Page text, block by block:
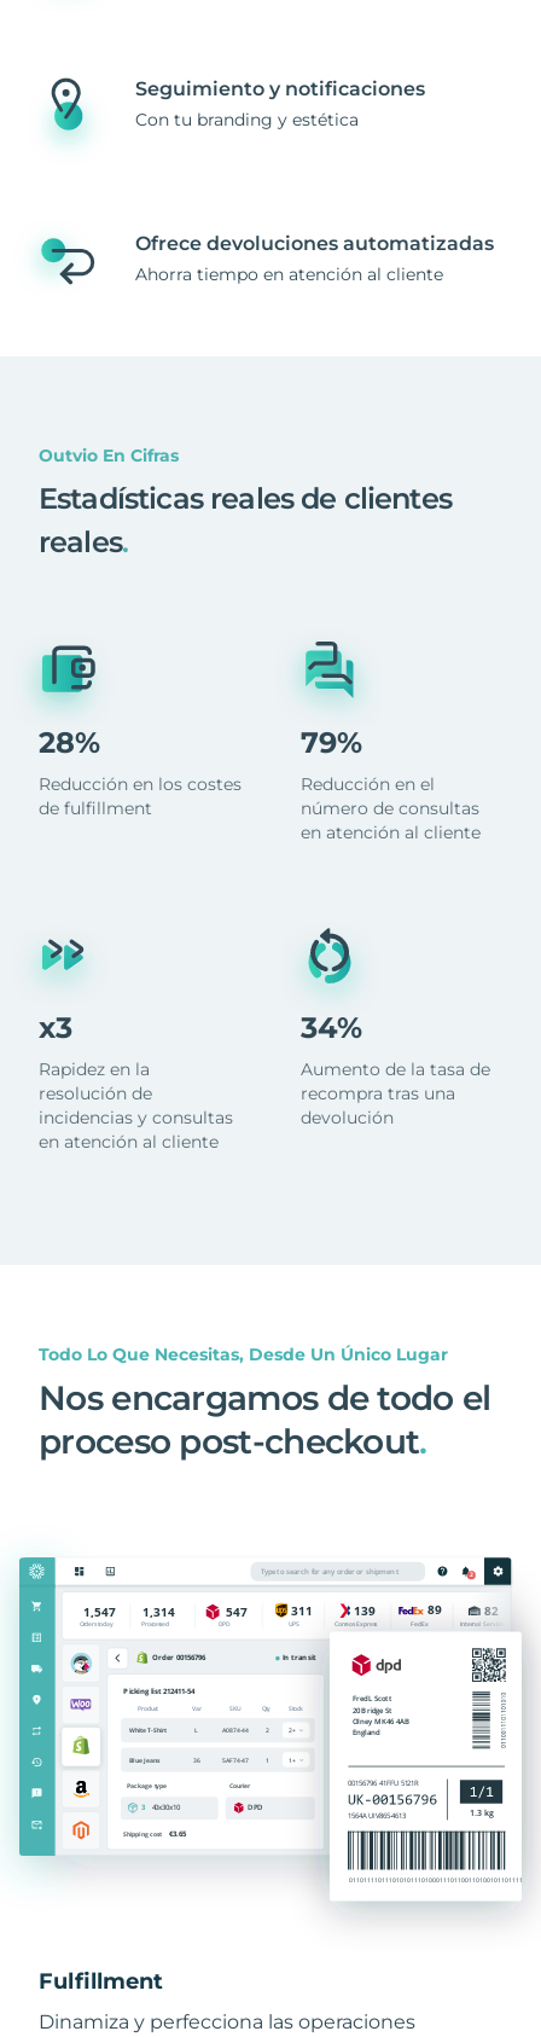
Seguimiento y notificaciones
Con tu branding y estética
Ofrece devoluciones automatizadas
Ahorra tiempo en atención al cliente
Outvio En Cifras
Estadísticas reales de clientes
reales.
28%
Reducción en los costes
de fulfillment
x3
Rapidez en la
resolución de
incidencias y consultas
en atención al cliente
79%
Reducción en el
número de consultas
en atención al cliente
34%
Aumento de la tasa de
recompra tras una
devolución
Todo Lo Que Necesitas, Desde Un Único Lugar
Nos encargamos de todo el
proceso post-checkout.
Fulfillment
Dinamiza y perfecciona las operaciones